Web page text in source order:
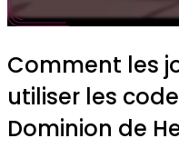
Comment les
utiliser les
Dominion de